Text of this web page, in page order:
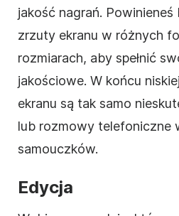
jakość nagrań.
zrzuty ekranu w różnych
rozmiarach, aby spełnić
jakościowe. W końcu
ekranu są tak samo
lub rozmowy telefoniczne
samouczków.
Edycja